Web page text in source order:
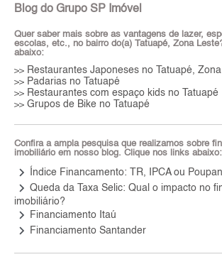
Blog do Grupo SP Imóvel
Quer saber mais sobre as vantagens de lazer,
escolas, etc., no bairro do(a) Tatuapé, Zona
abaixo:
>> Restaurantes Japoneses no Tatuapé,
>> Padarias no Tatuapé
>> Restaurantes com espaço kids no Tatuapé
>> Grupos de Bike no Tatuapé
Confira a ampla pesquisa que realizamos sobre
imobiliário em nosso blog. Clique nos links abaixo:
keyboard_arrow_right Índice Financamento: TR, IPCA ou
keyboard_arrow_right Queda da Taxa Selic: Qual o impacto no
imobiliário?
keyboard_arrow_right Financiamento Itaú
keyboard_arrow_right Financiamento Santander